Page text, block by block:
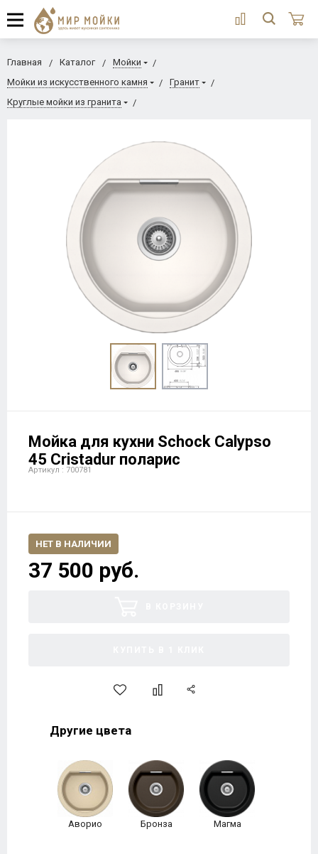
Главная Каталог
Мойки
Мойки из искусственного камня
Гранит
Круглые мойки из гранита
Мойка для кухни Schock Calypso
45 Cristadur поларис
Артикул : 700781
НЕТ В НАЛИЧИИ
37 500 руб.
Другие цвета
Аворио Бронза Магма